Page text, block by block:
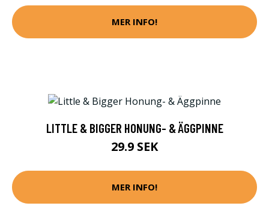
MER INFO!
LITTLE & BIGGER HONUNG- & ÄGGPINNE
29.9 SEK
MER INFO!